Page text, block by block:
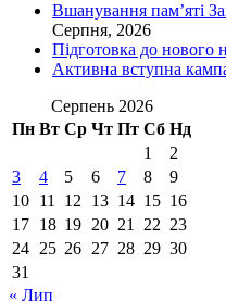
Вшанування пам’яті
Серпня, 2026
Підготовка до нового
Активна вступна
Серпень 2026
Пн Вт Ср Чт Пт Сб Нд
1
2
3
4 5 6 7 8
9
10 11 12 13 14 15 16
17 18 19 20 21 22 23
24 25 26 27 28 29 30
31
« Лип